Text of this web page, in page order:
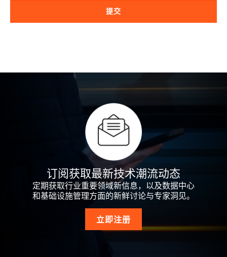
提交
订阅获取最新技术潮流动态
定期获取行业重要领域新信息，以及数据中心
和基础设施管理方面的新鲜讨论与专家洞见。
立即注册